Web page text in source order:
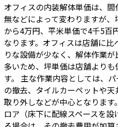
オフィスの内装解体単価は、
無などによって変わりますが
から4万円、平米単価で4千5百
なります。オフィスは店舗に
りな設備が少なく、解体作業
多いため、坪単価は店舗より
す。 主な作業内容としては、
の撤去、タイルカーペットや
取り外しなどが中心となります
ロア（床下に配線スペースを